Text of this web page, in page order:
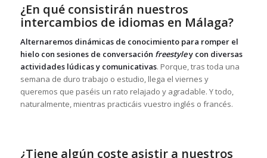
¿En qué consistirán nuestros
intercambios de idiomas en Málaga?
Alternaremos dinámicas de conocimiento para romper el
hielo con sesiones de conversación freestyley con diversas
actividades lúdicas y comunicativas. Porque, tras toda una
semana de duro trabajo o estudio, llega el viernes y
queremos que paséis un rato relajado y agradable. Y todo,
naturalmente, mientras practicáis vuestro inglés o francés.
¿Tiene algún coste asistir a nuestros